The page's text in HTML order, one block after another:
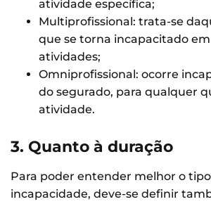
atividade específica;
Multiprofissional: trata-se
que se torna incapacitado
atividades;
Omniprofissional: ocorre
do segurado, para qualquer
atividade.
3. Quanto à duração
Para poder entender melhor o
incapacidade, deve-se definir